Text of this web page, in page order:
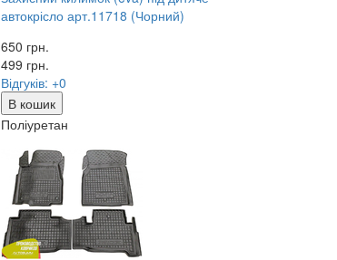
автокрісло арт.11718 (Чорний)
650 грн.
499 грн.
Відгуків: +0
В кошик
Поліуретан